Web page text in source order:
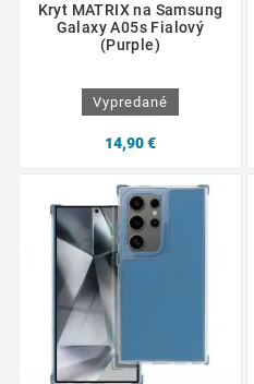
Kryt MATRIX na Samsung
Galaxy A05s Fialový
(Purple)
Vypredané
14,90 €